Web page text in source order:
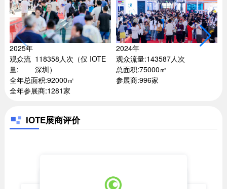
2025年
观众流
量:
118358人次（仅 IOTE
深圳）
全年总面积:92000㎡
全年参展商:1281家
2024年
观众流量:143587人次
总面积:75000㎡
参展商:996家
IOTE展商评价